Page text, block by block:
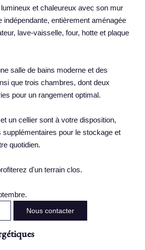
et chaleureux avec son mur
indépendante, entièrement aménagée
lave-vaisselle, four, hotte et plaque
salle de bains moderne et des
que trois chambres, dont deux
pour un rangement optimal.
un cellier sont à votre disposition,
pour le stockage et
quotidien.
d'un terrain clos.
Nous contacter